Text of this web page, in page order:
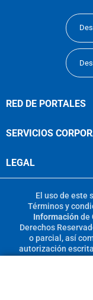
RED DE PORTALES
SERVICIOS
LEGAL
El uso de este
Términos y
Información de
Derechos
o parcial, así
autorización